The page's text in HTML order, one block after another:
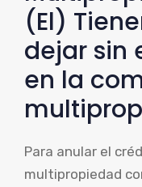
(El)
dejar sin
en la
Para anular el
multipropiedad